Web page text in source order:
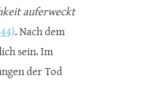
auferweckt
. Nach dem
sein. Im
der Tod